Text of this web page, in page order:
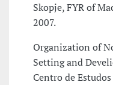
Skopje, FYR of
2007.
Organization of
Setting and
Centro de